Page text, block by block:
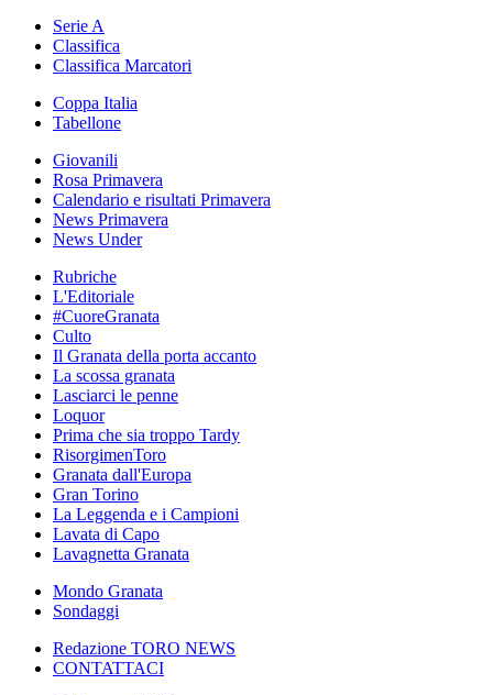
Serie A
Classifica
Classifica Marcatori
Coppa Italia
Tabellone
Giovanili
Rosa Primavera
Calendario e risultati Primavera
News Primavera
News Under
Rubriche
L'Editoriale
#CuoreGranata
Culto
Il Granata della porta accanto
La scossa granata
Lasciarci le penne
Loquor
Prima che sia troppo Tardy
RisorgimenToro
Granata dall'Europa
Gran Torino
La Leggenda e i Campioni
Lavata di Capo
Lavagnetta Granata
Mondo Granata
Sondaggi
Redazione TORO NEWS
CONTATTACI